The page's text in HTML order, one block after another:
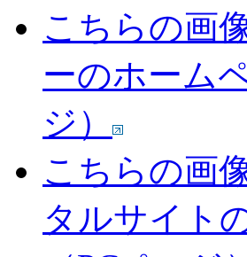
こちらの画
ーのホーム
ジ）
こちらの画
タルサイト